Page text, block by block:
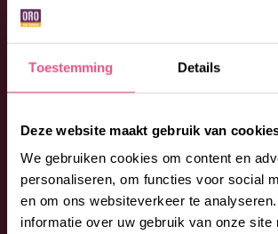
Toestemming Details
Deze website maakt gebruik van
We gebruiken cookies om content en
personaliseren, om functies voor social
en om ons websiteverkeer te
informatie over uw gebruik van onze site
53 00 53
of vul onderstaand formulier
begeleiden je graag bij jouw vragen